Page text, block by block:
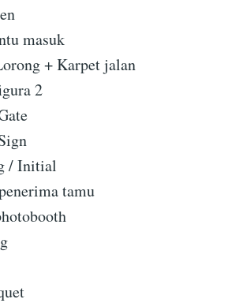
masuk
+ Karpet jalan
2
/ Initial
tamu